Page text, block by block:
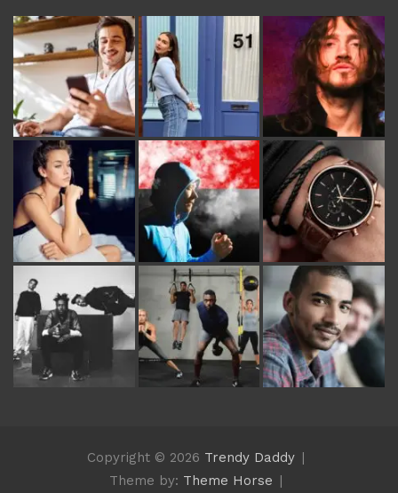
Copyright © 2026 Trendy Daddy
Theme by: Theme Horse